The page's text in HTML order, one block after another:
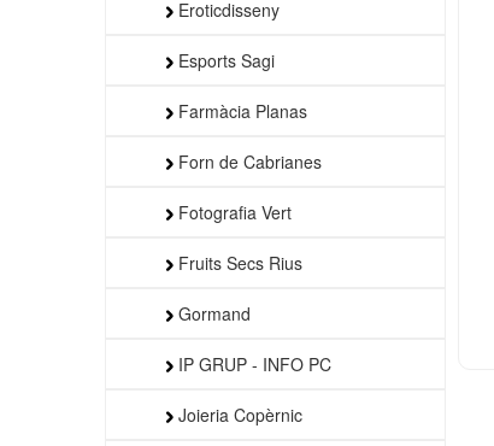
Eroticdisseny
Esports Sagi
Farmàcia Planas
Forn de Cabrianes
Fotografia Vert
Fruits Secs Rius
Gormand
IP GRUP - INFO PC
Joieria Copèrnic